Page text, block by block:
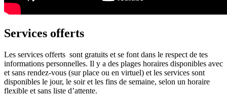
Services offerts
Les services offerts sont gratuits et se font dans le respect de tes
informations personnelles. Il y a des plages horaires disponibles avec
et sans rendez-vous (sur place ou en virtuel) et les services sont
disponibles le jour, le soir et les fins de semaine, selon un horaire
flexible et sans liste d’attente.